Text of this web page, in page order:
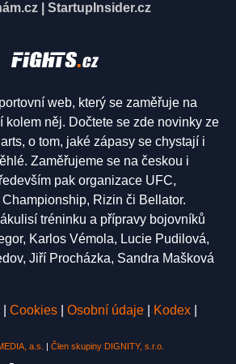
StartupInsider.cz
web, který se zaměřuje na
kolem něj. Dočtete se zde novinky ze
o tom, jaké zápasy se chystají i
Zaměřujeme se na českou i
pak organizace UFC,
Rizin či Bellator.
tréninku a přípravy bojovníků
Karlos Vémola, Lucie Pudilová,
Jiří Procházka, Sandra Mašková
Cookies Osobní údaje Kodex
a.s. | Člen skupiny DIGNITY, s.r.o.